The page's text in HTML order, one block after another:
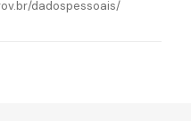
dadospessoais/